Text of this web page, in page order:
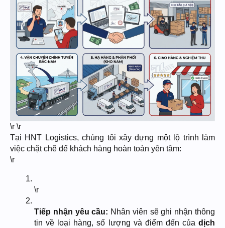
\r \r
Tại HNT Logistics, chúng tôi xây dựng một lộ trình làm
việc chặt chẽ để khách hàng hoàn toàn yên tâm:
\r
\r
Tiếp nhận yêu cầu: Nhân viên sẽ ghi nhận thông
tin về loại hàng, số lượng và điểm đến của dịch